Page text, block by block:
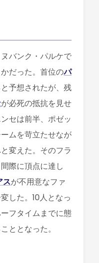
バンク・パルケで
だった。首位のパ
予想されたが、残
が必死の抵抗を見せ
セは前半、ポゼッ
ムを苛立たせなが
変えた。そのフラ
際に頂点に達し
スが不用意なファ
した。10人となっ
フタイムまでに態
ととなった。